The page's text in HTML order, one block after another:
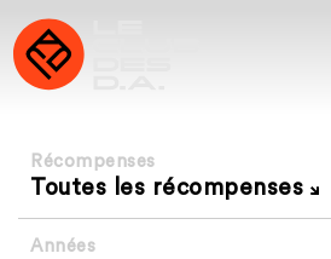
Récompenses
Toutes les récompenses
Années